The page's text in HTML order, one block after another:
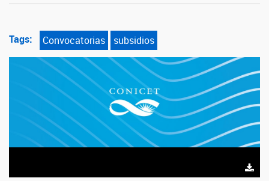
Tags: Convocatorias subsidios